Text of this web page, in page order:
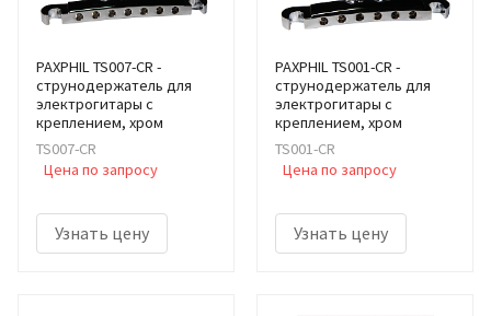
PAXPHIL TS007-CR -
cтрунодержатель для
электрогитары с
креплением, хром
TS007-CR
Цена по запросу
Узнать цену
PAXPHIL TS001-CR -
cтрунодержатель для
электрогитары с
креплением, хром
TS001-CR
Цена по запросу
Узнать цену